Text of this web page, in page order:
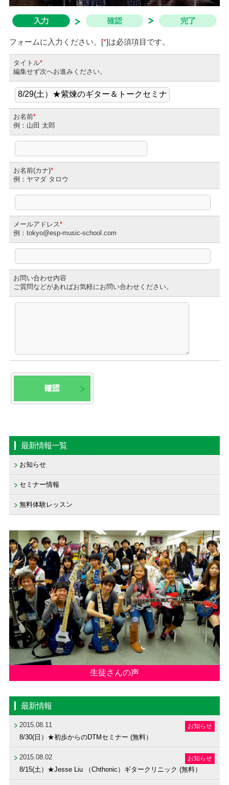
フォームに入力ください。[*]は必須項目です。
タイトル*
編集せず次へお進みください。
お名前*
例：山田 太郎
お名前(カナ)*
例：ヤマダ タロウ
メールアドレス*
例： tokyo@esp-music-school.com
お問い合わせ内容
ご質問などがあればお気軽にお問い合わせください。
最新情報一覧
お知らせ
セミナー情報
無料体験レッスン
生徒さんの声
最新情報
2015.08.11 お知らせ
8/30(日）★初歩からのDTMセミナー (無料）
2015.08.02 お知らせ
8/15(土）★Jesse Liu （Chthonic）ギタークリニック (無料）